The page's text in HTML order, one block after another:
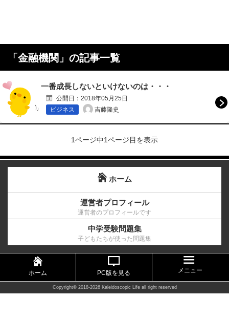
「 金融機関 」の記事一覧
一番成長しないといけないのは・・・
公開日： 2018年05月25日
ビジネス
吉藤隆史
1ページ中1ページ目を表示
ホーム
運営者プロフィール
運営者のプロフィールです
中学受験問題集
子どもたちが使った問題集
ホーム PC版を見る メニュー
Copyright© 2018-2026 Kaleidoscopic Lifeall right reserved